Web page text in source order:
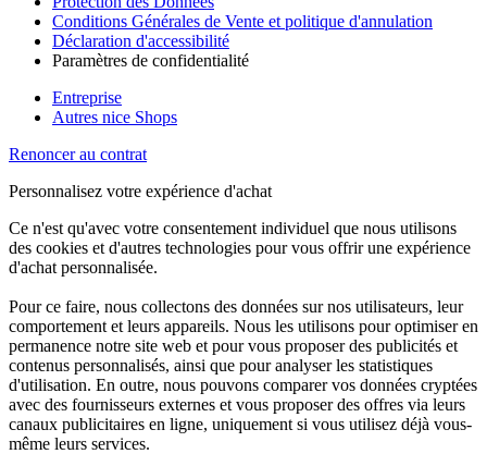
Conditions Générales de Vente et politique d'annulation
Déclaration d'accessibilité
Paramètres de confidentialité
Entreprise
Autres nice Shops
Renoncer au contrat
Personnalisez votre expérience d'achat
Ce n'est qu'avec votre consentement individuel que nous utilisons
des cookies et d'autres technologies pour vous offrir une expérience
d'achat personnalisée.
Pour ce faire, nous collectons des données sur nos utilisateurs, leur
comportement et leurs appareils. Nous les utilisons pour optimiser en
permanence notre site web et pour vous proposer des publicités et
contenus personnalisés, ainsi que pour analyser les statistiques
d'utilisation. En outre, nous pouvons comparer vos données cryptées
avec des fournisseurs externes et vous proposer des offres via leurs
canaux publicitaires en ligne, uniquement si vous utilisez déjà vous-
même leurs services.